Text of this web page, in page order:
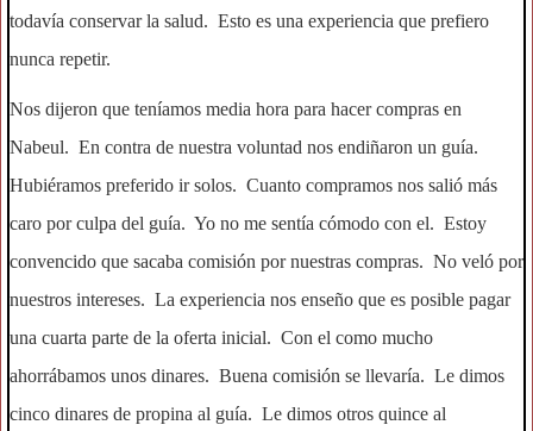
todavía conservar la salud. Esto es una experiencia que prefiero
nunca repetir.
Nos dijeron que teníamos media hora para hacer compras en
Nabeul. En contra de nuestra voluntad nos endiñaron un guía.
Hubiéramos preferido ir solos. Cuanto compramos nos salió más
caro por culpa del guía. Yo no me sentía cómodo con el. Estoy
convencido que sacaba comisión por nuestras compras. No veló por
nuestros intereses. La experiencia nos enseño que es posible pagar
una cuarta parte de la oferta inicial. Con el como mucho
ahorrábamos unos dinares. Buena comisión se llevaría. Le dimos
cinco dinares de propina al guía. Le dimos otros quince al